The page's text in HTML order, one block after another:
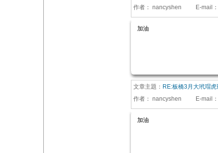
作者： nancyshen E-mail ：
加油
文章主題： RE:板橋3月大玳瑁
作者： nancyshen E-mail ：
加油